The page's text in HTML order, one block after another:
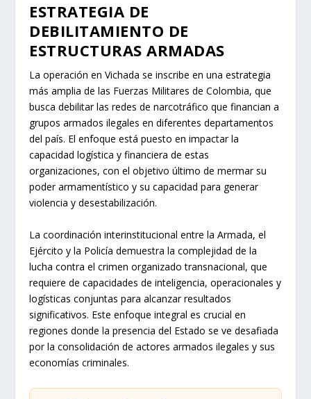
ESTRATEGIA DE
DEBILITAMIENTO DE
ESTRUCTURAS ARMADAS
La operación en Vichada se inscribe en una estrategia
más amplia de las Fuerzas Militares de Colombia, que
busca debilitar las redes de narcotráfico que financian a
grupos armados ilegales en diferentes departamentos
del país. El enfoque está puesto en impactar la
capacidad logística y financiera de estas
organizaciones, con el objetivo último de mermar su
poder armamentístico y su capacidad para generar
violencia y desestabilización.
La coordinación interinstitucional entre la Armada, el
Ejército y la Policía demuestra la complejidad de la
lucha contra el crimen organizado transnacional, que
requiere de capacidades de inteligencia, operacionales y
logísticas conjuntas para alcanzar resultados
significativos. Este enfoque integral es crucial en
regiones donde la presencia del Estado se ve desafiada
por la consolidación de actores armados ilegales y sus
economías criminales.